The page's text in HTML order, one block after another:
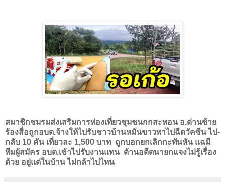
สมาชิกชมรมส่งเสริมการท่องเที่ยวชุมชนกกสะทอน อ.ด่านซ้าย
ร้องสื่อถูกอบต.จ้างให้ไปรับชาวบ้านหมันขาวพาไปฉีดวัคซีน ไป-
กลับ 10 คัน เที่ยวละ 1,500 บาท ถูกบอกยกเลิกกะทันหัน แฉมี
ทีมผู้สมัคร อบต.เข้าไปรับงานแทน ด้านอดีตนายกแจงไม่รู้เรื่อง
ด้วย อยู่แต่ในบ้าน ไม่กล้าไปไหน